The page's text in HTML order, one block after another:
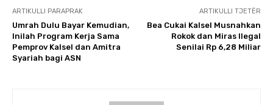
ARTIKULLI PARAPRAK
Umrah Dulu Bayar Kemudian,
Inilah Program Kerja Sama
Pemprov Kalsel dan Amitra
Syariah bagi ASN
ARTIKULLI TJETËR
Bea Cukai Kalsel Musnahkan
Rokok dan Miras Ilegal
Senilai Rp 6,28 Miliar